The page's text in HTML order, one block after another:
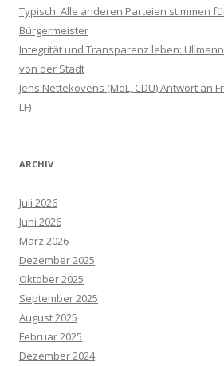
Typisch: Alle anderen Parteien stimmen
Bürgermeister
Integrität und Transparenz leben:
von der Stadt
Jens Nettekovens (MdL, CDU) Antwort an
LF)
ARCHIV
Juli 2026
Juni 2026
März 2026
Dezember 2025
Oktober 2025
September 2025
August 2025
Februar 2025
Dezember 2024